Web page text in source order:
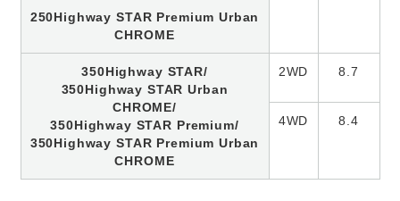
250Highway STAR Premium Urban
CHROME
350Highway STAR/
350Highway STAR Urban
CHROME/
350Highway STAR Premium/
350Highway STAR Premium Urban
CHROME
2WD 8.7
4WD 8.4